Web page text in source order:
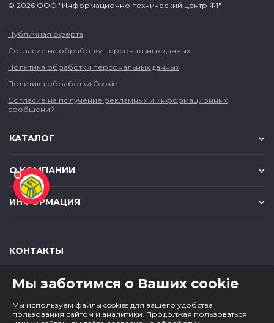
© 2026 ООО "Информационно-технический центр Ф1"
Публичная оферта
Согласие на обработку персональных данных
Политика обработки персональных данных
Политика обработки Cookie
Согласие на получение рекламных и информационных
сообщений
КАТАЛОГ
О КОМПАНИИ
ИНФОРМАЦИЯ
КОНТАКТЫ
650000 ,г. Кемерово,ул. Мичурина, д.13
paper@cf1.ru
Мы заботимся о Ваших cookie
Мы используем файлы cookies для вашего удобства
пользования сайтом и аналитики. Продолжая пользоваться